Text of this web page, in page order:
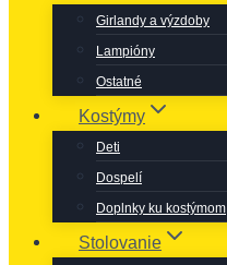
Girlandy a výzdoby
Lampióny
Ostatné
Kostýmy
Deti
Dospelí
Doplnky ku kostýmom
Stolovanie